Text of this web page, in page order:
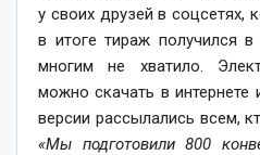
у своих друзей в соцсетях,
в итоге тираж получился
многим не хватило.
можно скачать в интернете
версии рассылались всем,
«Мы подготовили 800